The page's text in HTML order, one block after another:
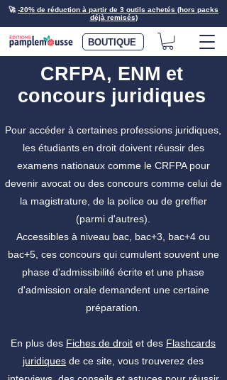
🚀-20% de réduction à partir de 3 outils achetés (hors packs
déjà remisés)
BOUTIQUE
CRFPA, ENM et
concours juridiques
Pour accéder à certaines professions juridiques,
les étudiants en droit doivent réussir des
examens nationaux comme le CRFPA pour
devenir avocat ou des concours comme celui de
la magistrature, de la police ou de greffier
(parmi d'autres).
Accessibles à niveau bac, bac+3, bac+4 ou
bac+5, ces concours qui cumulent souvent une
phase d'admissibilité écrite et une phase
d'admission orale demandent une certaine
préparation.
En plus des Fiches de droit et des Flashcards
juridiques de ce site, vous trouverez des